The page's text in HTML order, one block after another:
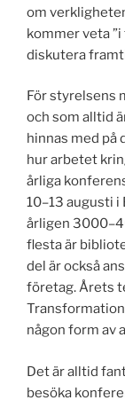
om
kommer veta
diskutera
För styrelsens
och som alltid
hinnas med på
hur arbetet
årliga
10–13 augusti i
årligen
flesta är
del är också
företag. Årets
någon form av
Det är alltid
besöka